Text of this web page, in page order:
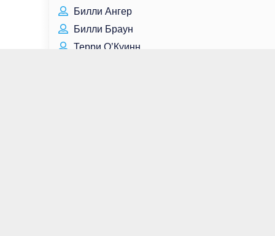
Билли Ангер
Билли Браун
Терри О’Куинн